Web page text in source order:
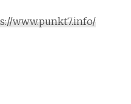
www.punkt7.info/